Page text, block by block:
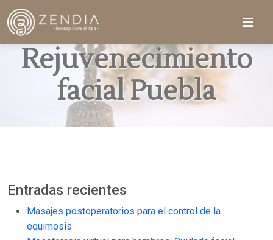
Rejuvenecimiento
facial Puebla
Entradas recientes
Masajes postoperatorios para el control de la
equimosis